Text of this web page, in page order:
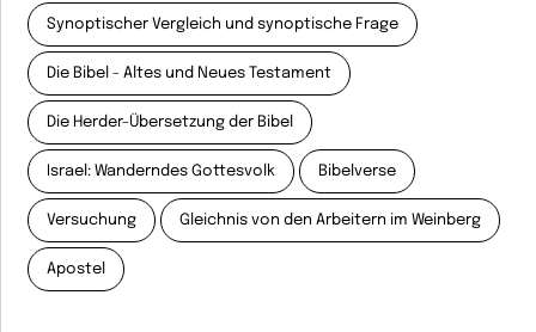
Synoptischer Vergleich und synoptische Frage
Die Bibel - Altes und Neues Testament
Die Herder-Übersetzung der Bibel
Israel: Wanderndes Gottesvolk Bibelverse
Versuchung Gleichnis von den Arbeitern im Weinberg
Apostel